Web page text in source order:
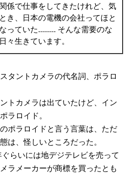
係で仕事をしてきたけれど、気
き、日本の電機の会社ってほと
っていた......... そんな需要のな
々生きています。
タントカメラの代名詞、ポラロ
トカメラは出ていたけど、イン
ラロイド。
ポラロイドと言う言葉は、ただ
は、怪しいところだった。
らいには地デジテレビを売って
ラメーカーが商標を買ったとも